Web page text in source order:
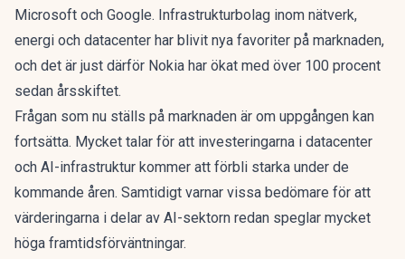
Microsoft och Google. Infrastrukturbolag inom nätverk,
energi och datacenter har blivit nya favoriter på marknaden,
och det är just därför Nokia har ökat med över 100 procent
sedan årsskiftet.
Frågan som nu ställs på marknaden är om uppgången kan
fortsätta. Mycket talar för att investeringarna i datacenter
och AI-infrastruktur kommer att förbli starka under de
kommande åren. Samtidigt varnar vissa bedömare för att
värderingarna i delar av AI-sektorn redan speglar mycket
höga framtidsförväntningar.